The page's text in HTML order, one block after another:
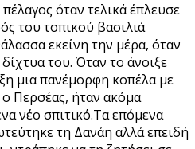
όταν τελικά έπλευσε
του τοπικού βασιλιά
εκείνη την μέρα, όταν
του. Όταν το άνοιξε
μια πανέμορφη κοπέλα με
Περσέας, ήταν ακόμα
νέο σπιτικό.Τα επόμενα
τη Δανάη αλλά επειδή